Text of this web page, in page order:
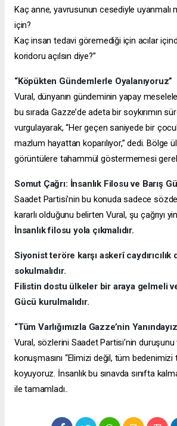
Kaç anne, yavrusunun cesediyle uyanmalı
için?
Kaç insan tedavi göremediği için acılar
koridoru açılsın diye?”
“Köpükten Gündemlerle Oyalanıyoruz”
Vural, dünyanın gündeminin yapay
bu sırada Gazze’de adeta bir soykırımın
vurgulayarak, “Her geçen saniyede bir
mazlum hayattan koparılıyor,” dedi. Bölge
görüntülere tahammül göstermemesi
Somut Çağrı: İnsanlık Filosu ve Barış
Saadet Partisi'nin bu konuda sadece
kararlı olduğunu belirten Vural, şu çağrıyı
İnsanlık filosu yola çıkmalıdır.
Siyonist teröre karşı askerî caydırıcılık
sokulmalıdır.
Filistin dostu ülkeler bir araya gelmeli
Gücü kurulmalıdır.
“Tüm Varlığımızla Gazze’nin
Vural, sözlerini Saadet Partisi’nin
konuşmasını “Elimizi değil, tüm bedenimizi
koyuyoruz. İnsanlık bu sınavda sınıfta
iletamamladı..